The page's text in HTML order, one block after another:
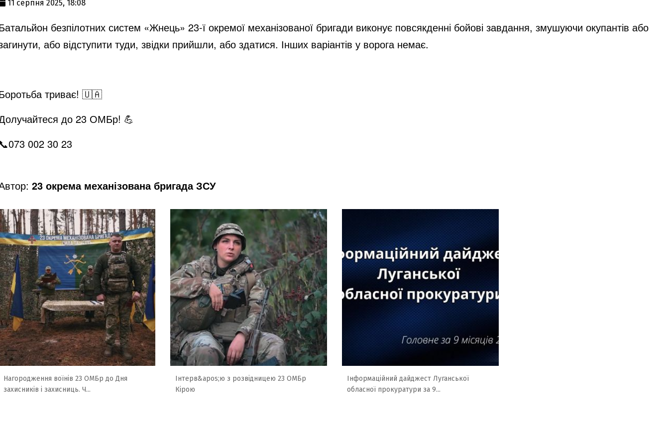
d
11 серпня 2025, 18:08
безпілотних систем «Жнець» 23-ї окремої механізованої бригади виконує повсякденні бойові завдання, змушуючи окупантів або
або відступити туди, звідки прийшли, або здатися. Інших варіантів у ворога немає.
триває! 🇺🇦
до 23 ОМБр! 💪
002 30 23
23 окрема механізована бригада ЗСУ
Нагородження воїнів 23 ОМБр до Дня
захисників і захисниць. Ч...
Інтерв&apos;ю з розвідницею 23 ОМБр
Кірою
Інформаційний дайджест Луганської
обласної прокуратури за 9...